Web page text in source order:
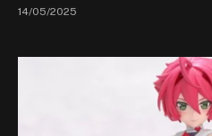
14/05/2025